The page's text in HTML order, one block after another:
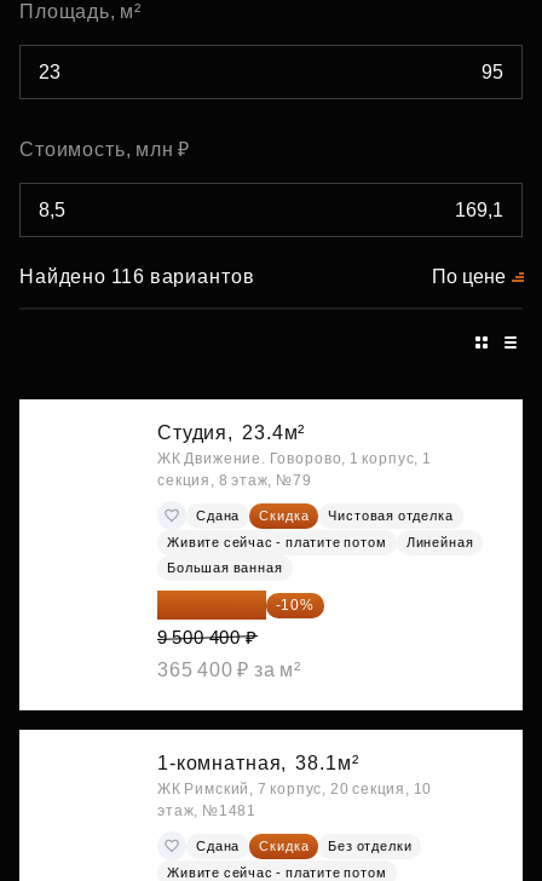
Площадь, м²
Стоимость, млн ₽
Найдено 116 вариантов По цене
Студия, 23.4м²
ЖК Движение. Говорово, 1 корпус, 1
секция, 8 этаж, №79
Сдана Скидка
Чистовая отделка
Живите сейчас - платите потом
Линейная
Большая ванная
-10%
9 500 400 ₽
365 400 ₽ за м²
1-комнатная, 38.1м²
ЖК Римский, 7 корпус, 20 секция, 10
этаж, №1481
Сдана Скидка
Без отделки
Живите сейчас - платите потом